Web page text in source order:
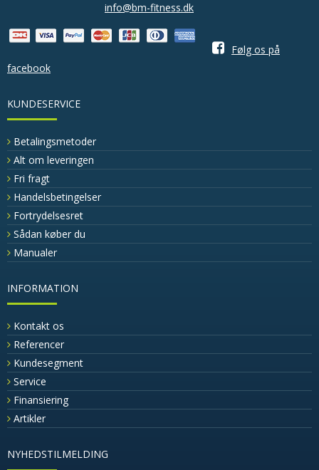
info@bm-fitness.dk
Følg os på
facebook
KUNDESERVICE
Betalingsmetoder
Alt om leveringen
Fri fragt
Handelsbetingelser
Fortrydelsesret
Sådan køber du
Manualer
INFORMATION
Kontakt os
Referencer
Kundesegment
Service
Finansiering
Artikler
NYHEDSTILMELDING